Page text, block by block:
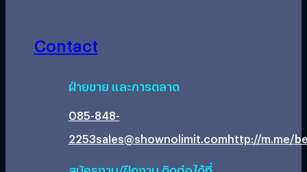
Contact
ฝ่ายขาย และการตลาด
085-848-
2253sales@shownolimit.comhttp://m.me/